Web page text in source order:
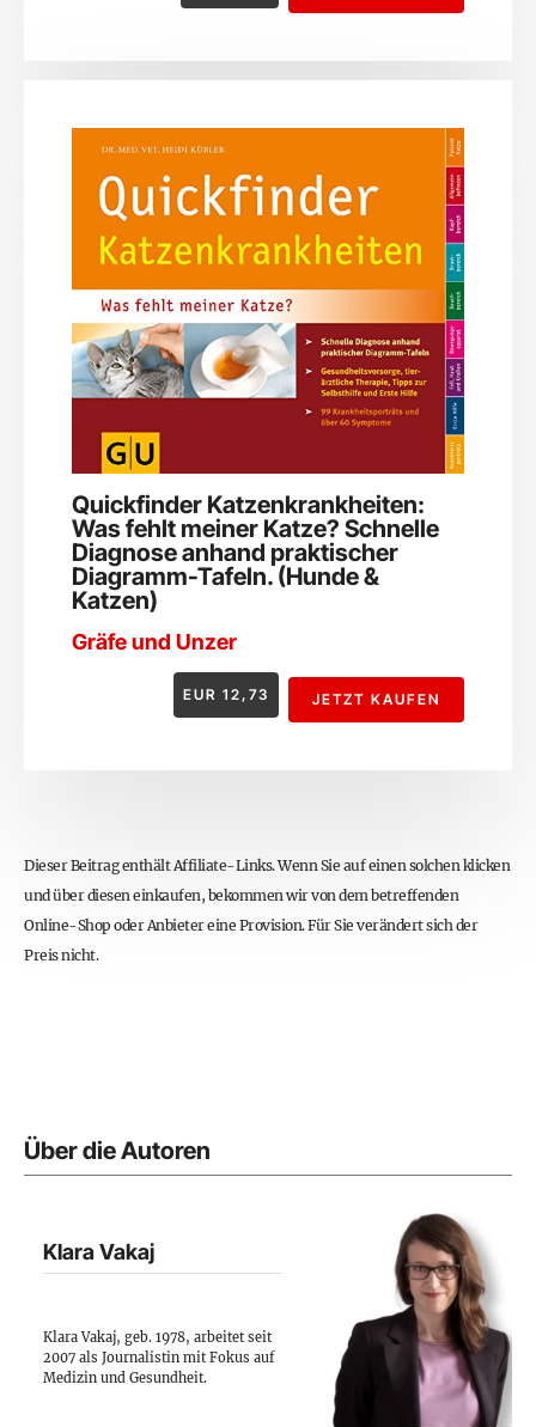
Quickfinder Katzenkrankheiten:
Was fehlt meiner Katze? Schnelle
Diagnose anhand praktischer
Diagramm-Tafeln. (Hunde &
Katzen)
Gräfe und Unzer
EUR 12,73 JETZT KAUFEN
Dieser Beitrag enthält Affiliate-Links. Wenn Sie auf einen solchen klicken
und über diesen einkaufen, bekommen wir von dem betreffenden
Online-Shop oder Anbieter eine Provision. Für Sie verändert sich der
Preis nicht.
Über die Autoren
Klara Vakaj
Klara Vakaj, geb. 1978, arbeitet seit
2007 als Journalistin mit Fokus auf
Medizin und Gesundheit.